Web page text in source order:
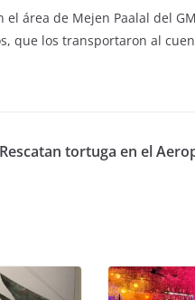
área de Mejen Paalal del
que los transportaron al
Rescatan tortuga en el